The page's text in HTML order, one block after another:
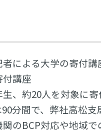
による大学の寄付講
講座
、約20人を対象に
分間で、弊社高松
のBCP対応や地域